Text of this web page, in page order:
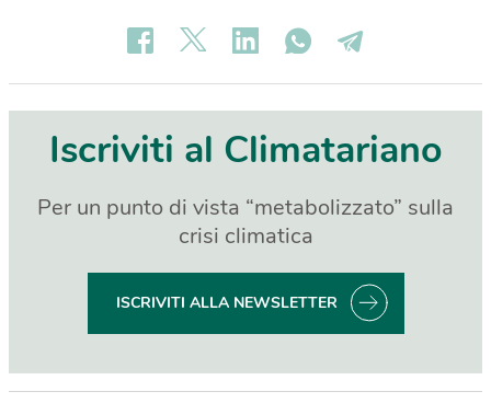
Iscriviti al Climatariano
Per un punto di vista “metabolizzato” sulla
crisi climatica
ISCRIVITI ALLA NEWSLETTER